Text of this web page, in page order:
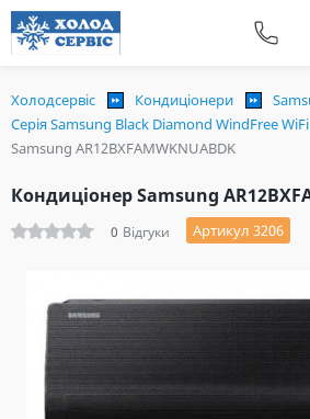
Холодсервіс Кондиціонери
Серія Samsung Black Diamond WindFree WiFi
Samsung AR12BXFAMWKNUABDK
Кондиціонер Samsung
0 Відгуки Артикул 3206